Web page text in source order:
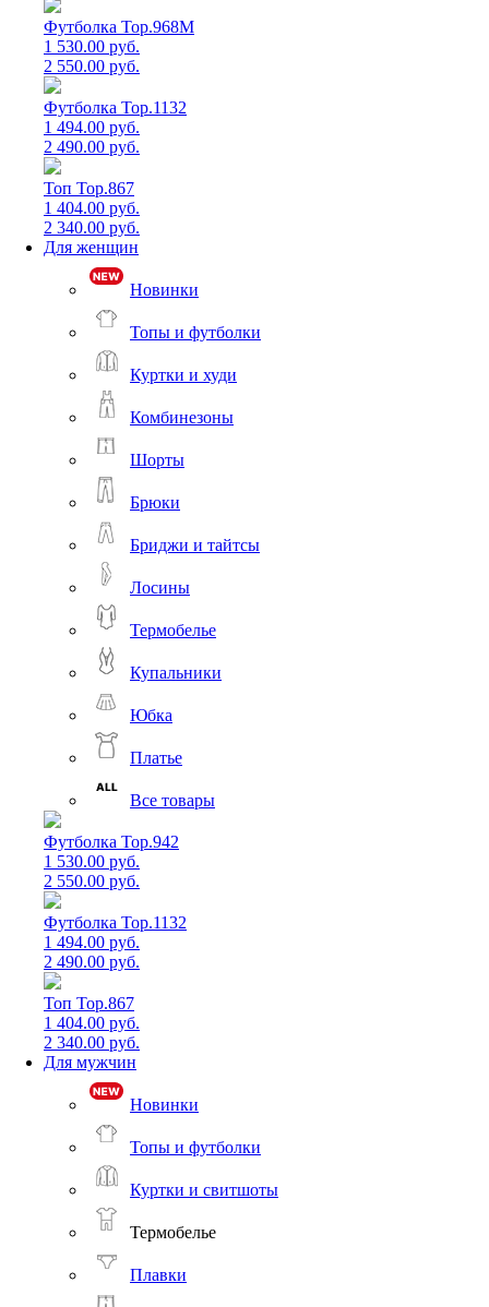
Футболка Top.968M
1 530.00 руб.
2 550.00 руб.
Футболка Top.1132
1 494.00 руб.
2 490.00 руб.
Топ Top.867
1 404.00 руб.
2 340.00 руб.
Для женщин
Новинки
Топы и футболки
Куртки и худи
Комбинезоны
Шорты
Брюки
Бриджи и тайтсы
Лосины
Термобелье
Купальники
Юбка
Платье
Все товары
Футболка Top.942
1 530.00 руб.
2 550.00 руб.
Футболка Top.1132
1 494.00 руб.
2 490.00 руб.
Топ Top.867
1 404.00 руб.
2 340.00 руб.
Для мужчин
Новинки
Топы и футболки
Куртки и свитшоты
Термобелье
Плавки